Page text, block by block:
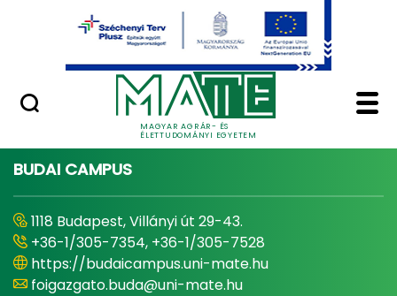
Ugrás a fő tartalomhoz
MAGYAR AGRÁR- ÉS
ÉLETTUDOMÁNYI EGYETEM
Minőségügy
Home - Magyar
BUDAI CAMPUS
1118 Budapest, Villányi út 29-43.
+36-1/305-7354, +36-1/305-7528
https://budaicampus.uni-mate.hu
foigazgato.buda@uni-mate.hu